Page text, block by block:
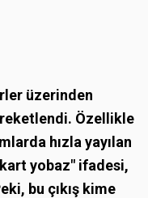
üzerinden
Özellikle
hızla yayılan
yobaz" ifadesi,
bu çıkış kime